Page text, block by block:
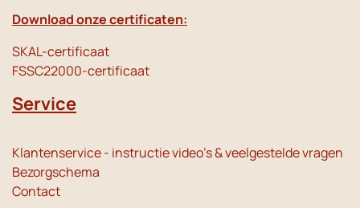
Download onze certificaten:
SKAL-certificaat
FSSC22000-certificaat
Service
Klantenservice - instructie video's & veelgestelde vragen
Bezorgschema
Contact